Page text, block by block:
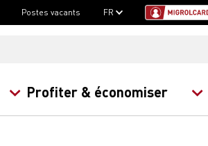
Postes vacants FR
Profiter & économiser